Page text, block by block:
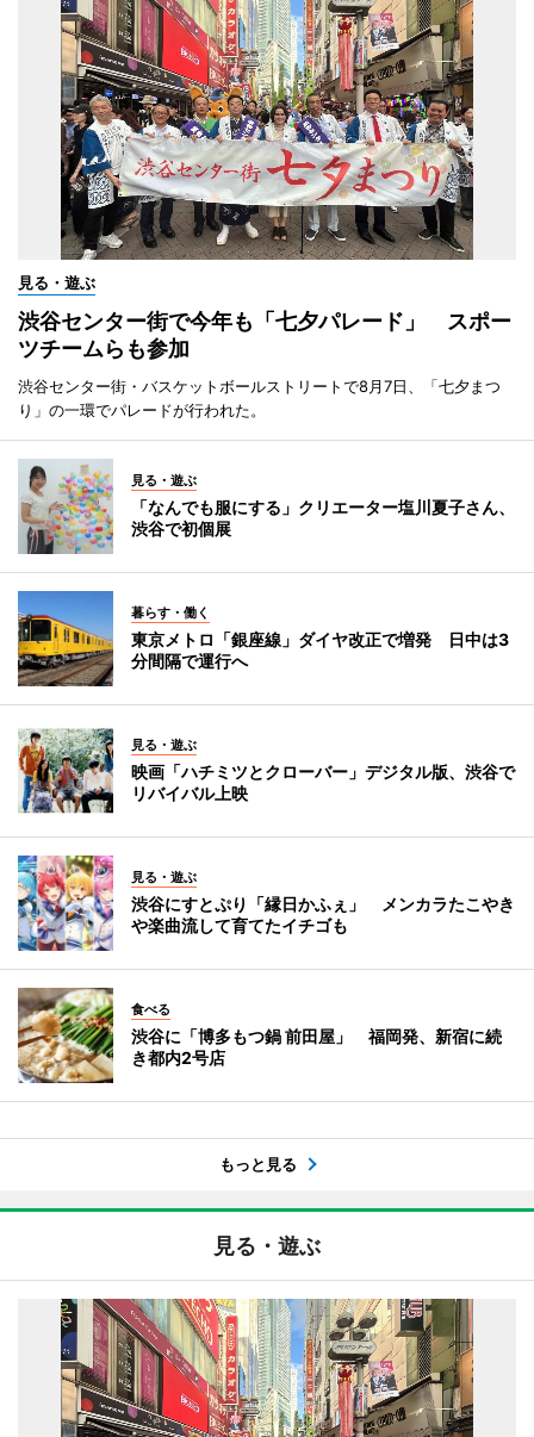
見る・遊ぶ
渋谷センター街で今年も「七夕パレード」 スポー
ツチームらも参加
渋谷センター街・バスケットボールストリートで8月7日、「七夕まつ
り」の一環でパレードが行われた。
見る・遊ぶ
「なんでも服にする」クリエーター塩川夏子さん、
渋谷で初個展
暮らす・働く
東京メトロ「銀座線」ダイヤ改正で増発 日中は3
分間隔で運行へ
見る・遊ぶ
映画「ハチミツとクローバー」デジタル版、渋谷で
リバイバル上映
見る・遊ぶ
渋谷にすとぷり「縁日かふぇ」 メンカラたこやき
や楽曲流して育てたイチゴも
食べる
渋谷に「博多もつ鍋 前田屋」 福岡発、新宿に続
き都内2号店
もっと見る
見る・遊ぶ